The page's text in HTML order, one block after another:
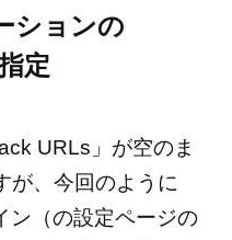
ションの
定
URLs」が空のま
が、今回のように
ン（の設定ページの